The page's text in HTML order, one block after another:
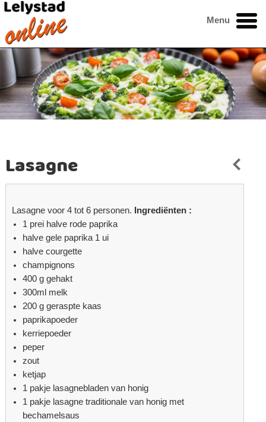
Menu
Lasagne
Lasagne voor 4 tot 6 personen.
Ingrediënten :
1 prei halve rode paprika
halve gele paprika 1 ui
halve courgette
champignons
400 g gehakt
300ml melk
200 g geraspte kaas
paprikapoeder
kerriepoeder
peper
zout
ketjap
1 pakje lasagnebladen van honig
1 pakje lasagne traditionale van honig met
bechamelsaus